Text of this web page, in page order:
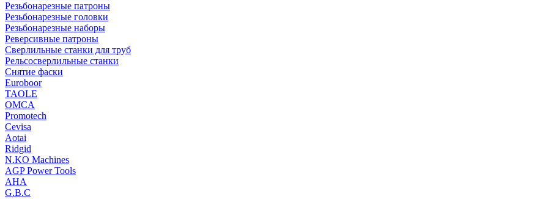
Резьбонарезные патроны
Резьбонарезные головки
Резьбонарезные наборы
Реверсивные патроны
Сверлильные станки для труб
Рельсосверлильные станки
Снятие фаски
Euroboor
TAOLE
OMCA
Promotech
Cevisa
Aotai
Ridgid
N.KO Machines
AGP Power Tools
AHA
G.B.C